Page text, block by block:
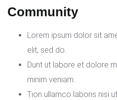
Community
Lorem ipsum dolor sit
elit, sed do.
Dunt ut labore et dolore
minim veniam.
Tion ullamco laboris nisi